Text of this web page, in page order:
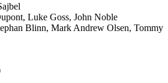
Luke Goss, John Noble
Blinn, Mark Andrew Olsen, Tommy